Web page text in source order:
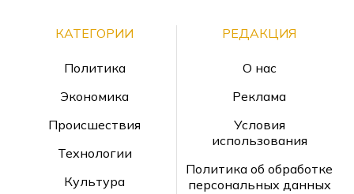
КАТЕГОРИИ
Политика
Экономика
Происшествия
Технологии
Культура
РЕДАКЦИЯ
О нас
Реклама
Условия
использования
Политика об обработке
персональных данных